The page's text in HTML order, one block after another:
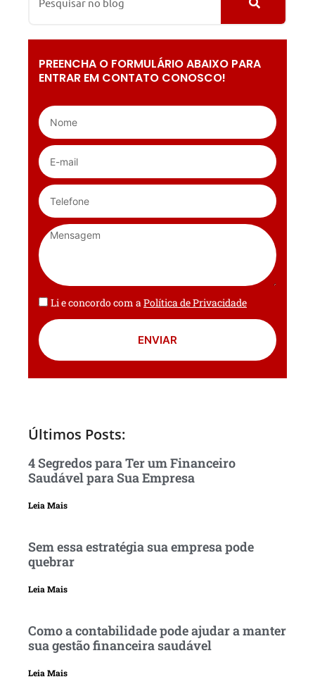
PREENCHA O FORMULÁRIO ABAIXO PARA
ENTRAR EM CONTATO CONOSCO!
Li e concordo com a Política de Privacidade
ENVIAR
Últimos Posts:
4 Segredos para Ter um Financeiro
Saudável para Sua Empresa
Leia Mais
Sem essa estratégia sua empresa pode
quebrar
Leia Mais
Como a contabilidade pode ajudar a manter
sua gestão financeira saudável
Leia Mais